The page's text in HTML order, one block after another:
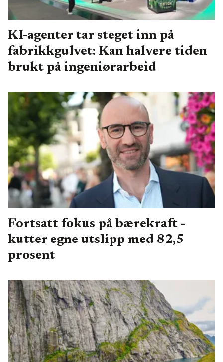
KI-agenter tar steget inn på
fabrikkgulvet: Kan halvere tiden
brukt på ingeniørarbeid
Fortsatt fokus på bærekraft -
kutter egne utslipp med 82,5
prosent